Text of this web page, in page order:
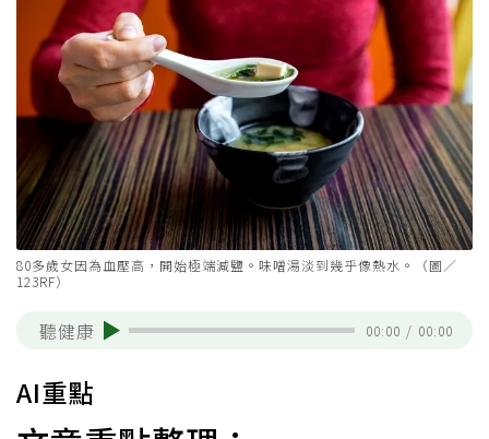
80多歲女因為血壓高，開始極端減鹽。味噌湯淡到幾乎像熱水。（圖／
123RF）
聽健康 00:00 / 00:00
AI重點